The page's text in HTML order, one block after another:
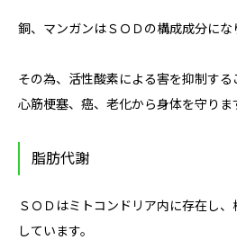
銅、マンガンはＳＯＤの構成成分にな
その為、活性酸素による害を抑制す
心筋梗塞、癌、老化から身体を守りま
脂肪代謝
ＳＯＤはミトコンドリア内に存在し
しています。